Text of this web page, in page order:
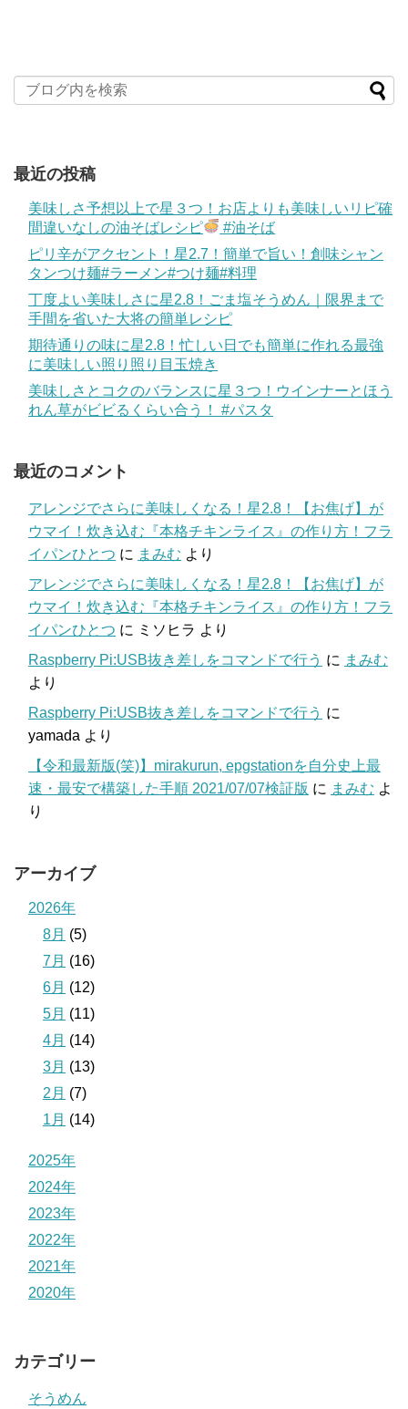
最近の投稿
美味しさ予想以上で星３つ！お店よりも美味しいリピ確
間違いなしの油そばレシピ
#油そば
ピリ辛がアクセント！星2.7！簡単で旨い！創味シャン
タンつけ麺#ラーメン#つけ麺#料理
丁度よい美味しさに星2.8！ごま塩そうめん｜限界まで
手間を省いた大将の簡単レシピ
期待通りの味に星2.8！忙しい日でも簡単に作れる最強
に美味しい照り照り目玉焼き
美味しさとコクのバランスに星３つ！ウインナーとほう
れん草がビビるくらい合う！ #パスタ
最近のコメント
アレンジでさらに美味しくなる！星2.8！【お焦げ】が
ウマイ！炊き込む『本格チキンライス』の作り方！フラ
イパンひとつ に まみむ より
アレンジでさらに美味しくなる！星2.8！【お焦げ】が
ウマイ！炊き込む『本格チキンライス』の作り方！フラ
イパンひとつ に ミソヒラ より
Raspberry Pi:USB抜き差しをコマンドで行う に まみむ
より
Raspberry Pi:USB抜き差しをコマンドで行う に
yamada より
【令和最新版(笑)】mirakurun, epgstationを自分史上最
速・最安で構築した手順 2021/07/07検証版 に まみむ よ
り
アーカイブ
2026年
8月 (5)
7月 (16)
6月 (12)
5月 (11)
4月 (14)
3月 (13)
2月 (7)
1月 (14)
2025年
2024年
2023年
2022年
2021年
2020年
カテゴリー
そうめん